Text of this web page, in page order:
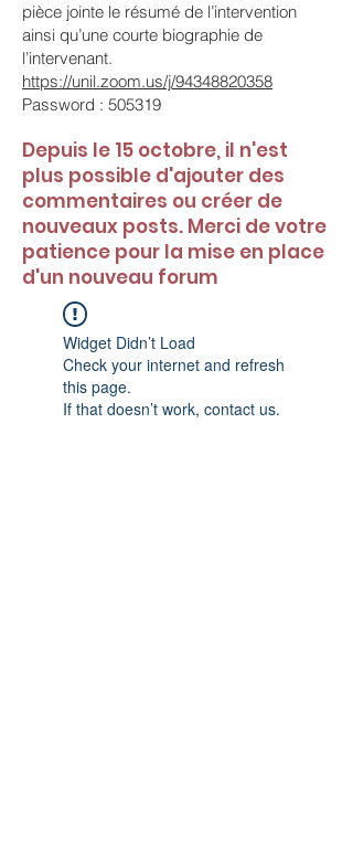
pièce jointe le résumé de l’intervention
ainsi qu’une courte biographie de
l’intervenant.
https://unil.zoom.us/j/94348820358
Password : 505319
Depuis le 15 octobre, il n'est
plus possible d'ajouter des
commentaires ou créer de
nouveaux posts. Merci de votre
patience pour la mise en place
d'un nouveau forum
Widget Didn’t Load
Check your internet and refresh
this page.
If that doesn’t work, contact us.